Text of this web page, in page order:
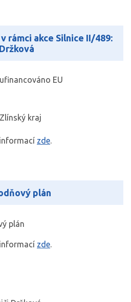
rámci akce Silnice II/489:
Držková
zde.
plán
zde.